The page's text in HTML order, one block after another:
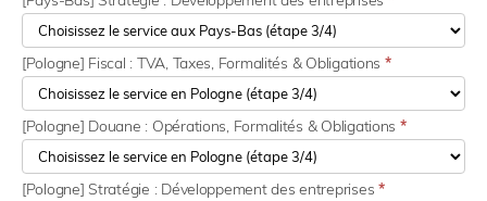
[Pologne] Fiscal : TVA, Taxes, Formalités & Obligations *
[Pologne] Douane : Opérations, Formalités & Obligations *
[Pologne] Stratégie : Développement des entreprises *